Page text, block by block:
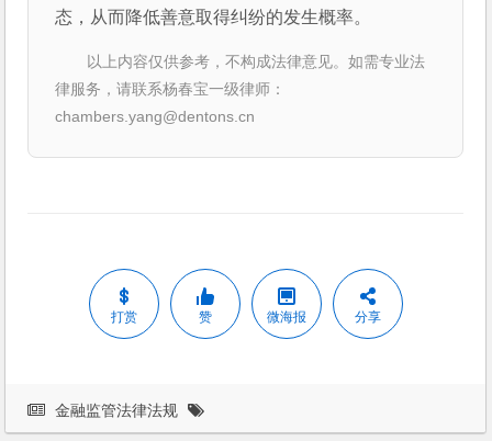
态，从而降低善意取得纠纷的发生概率。
以上内容仅供参考，不构成法律意见。如需专业法
律服务，请联系杨春宝一级律师：
chambers.yang@dentons.cn
打赏 赞 微海报 分享
金融监管法律法规